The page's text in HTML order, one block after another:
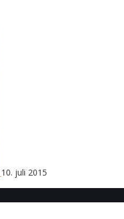
10. juli 2015